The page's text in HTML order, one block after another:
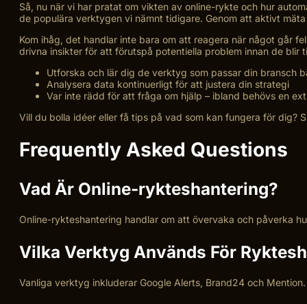
Så, nu när vi har pratat om vikten av online-rykte och hur
de populära verktygen vi nämnt tidigare. Genom att aktivt
Kom ihåg, det handlar inte bara om att reagera när något går
drivna insikter för att förutspå potentiella problem innan de blir
Utforska och lär dig de verktyg som passar din bransch
Analysera data kontinuerligt för att justera din strategi
Var inte rädd för att fråga om hjälp – ibland behövs en
Vill du bolla idéer eller få tips på vad som kan fungera för dig?
Frequently Asked Questions
Vad Är Online-rykteshantering?
Online-rykteshantering handlar om att övervaka och påverka
Vilka Verktyg Används För
Vanliga verktyg inkluderar Google Alerts, Brand24 och